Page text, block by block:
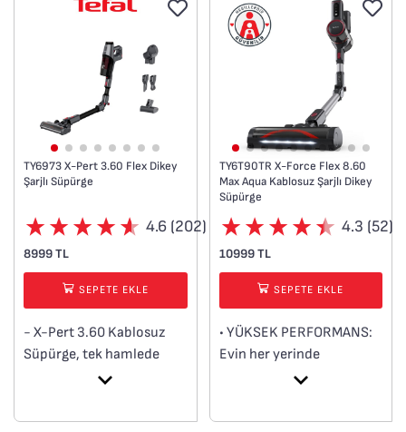
TY6973 X-Pert 3.60 Flex Dikey
Şarjlı Süpürge
4.6 (202)
8999 TL
SEPETE EKLE
- X-Pert 3.60 Kablosuz
Süpürge, tek hamlede
tozu çekerek son derece
temizlik sunar.
Yeni
TY6T90TR X-Force Flex 8.60
Max Aqua Kablosuz Şarjlı Dikey
Süpürge
4.3 (52)
10999 TL
SEPETE EKLE
• YÜKSEK PERFORMANS:
Evin her yerinde
derinlemesine temizlik
güçlü emiş gücü